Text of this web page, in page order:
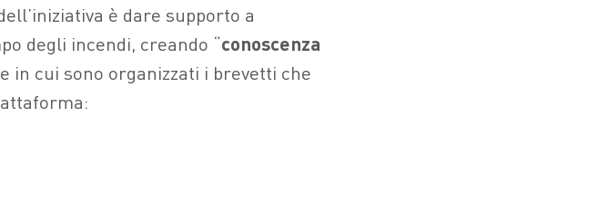
è dare supporto a
degli incendi, creando “conoscenza
in cui sono organizzati i brevetti che